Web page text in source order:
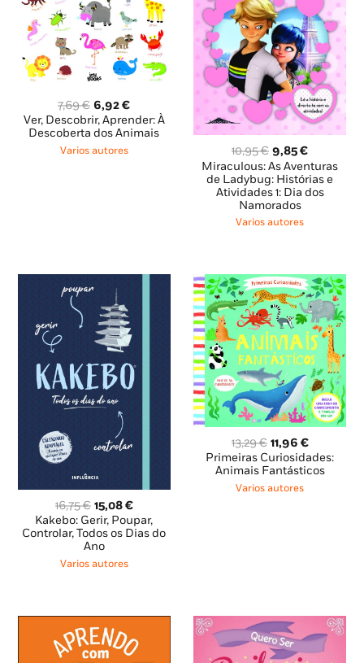
7,69€ O
preço
original
era:
6,92€O
preço
atual
Ver, Descobrir, Aprender: À
Descoberta dos Animais
Varios autores 10,95€ O
preço
original
era:
10,95 €.
9,85€O
preço
atual
é:
Miraculous: As Aventuras
de Ladybug: Histórias e
Atividades 1: Dia dos
Namorados
Varios autores
16,75€ O
preço
original
era:
16,75 €.
15,08€O
preço
atual
Kakebo: Gerir, Poupar,
Controlar, Todos os Dias do
Ano
Varios autores
13,29€ O
preço
original
era:
11,96 €O
preço
atual
Primeiras Curiosidades:
Animais Fantásticos
Varios autores